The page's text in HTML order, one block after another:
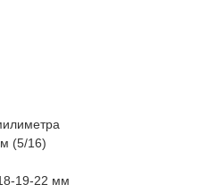
(5/16)
19-22 мм